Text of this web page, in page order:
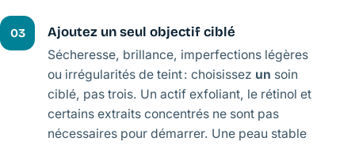
03 Ajoutez un seul objectif ciblé
Sécheresse, brillance, imperfections légères
ou irrégularités de teint : choisissez un soin
ciblé, pas trois. Un actif exfoliant, le rétinol et
certains extraits concentrés ne sont pas
nécessaires pour démarrer. Une peau stable